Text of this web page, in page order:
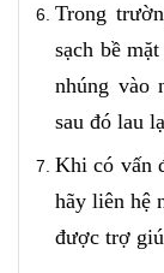
Trong
sạch bề
nhúng vào
sau đó lau
Khi có vấn
hãy liên hệ
được trợ